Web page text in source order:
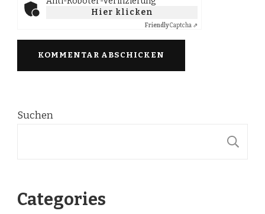
Hier klicken
FriendlyCaptcha ⇗
Suchen
Categories